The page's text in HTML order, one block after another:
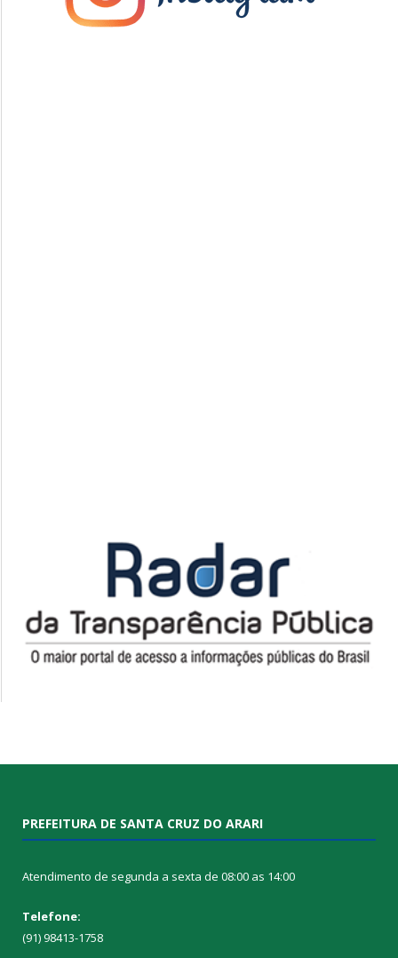
PREFEITURA DE SANTA CRUZ DO ARARI
Atendimento de segunda a sexta de 08:00 as 14:00
Telefone:
(91) 98413-1758